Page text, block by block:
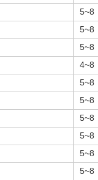
5~8
5~8
5~8
4~8
5~8
5~8
5~8
5~8
5~8
5~8